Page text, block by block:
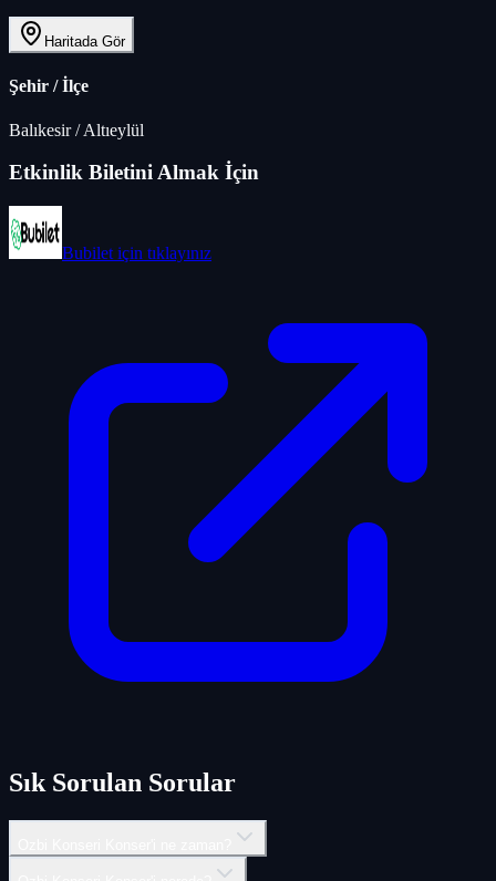
Haritada Gör
Şehir / İlçe
Balıkesir/Altıeylül
Etkinlik Biletini Almak İçin
Bubilet için tıklayınız
Sık Sorulan Sorular